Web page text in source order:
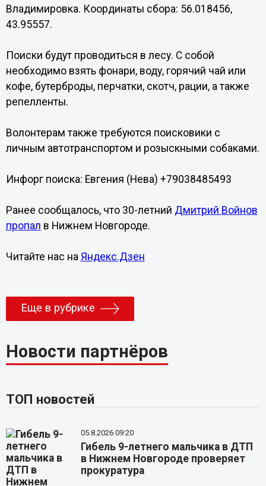
Владимировка. Координаты сбора: 56.018456,
43.95557.
Поиски будут проводиться в лесу. С собой
необходимо взять фонари, воду, горячий чай или
кофе, бутерброды, перчатки, скотч, рации, а также
репелленты.
Волонтерам также требуются поисковики с
личным автотранспортом и розыскными собаками.
Инфорг поиска: Евгения (Нева) +79038485493
Ранее сообщалось, что 30-летний Дмитрий Войнов
пропал в Нижнем Новгороде.
Читайте нас на Яндекс.Дзен
Еще в рубрике
Новости партнёров
ТОП новостей
05.8.2026 09:20
Гибель 9-летнего мальчика в ДТП
в Нижнем Новгороде проверяет
прокуратура